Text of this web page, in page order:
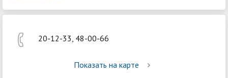
20-12-33, 48-00-66
Показать на карте